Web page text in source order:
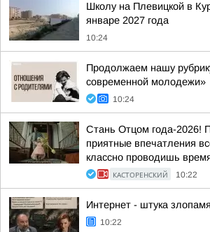
Школу на Плевицкой в
январе 2027 года
10:24
Продолжаем нашу
современной молодежи»
10:24
Стань Отцом года-2026!
приятные впечатления
классно проводишь
КАСТОРЕНСКИЙ 10:22
Интернет - штука
10:22